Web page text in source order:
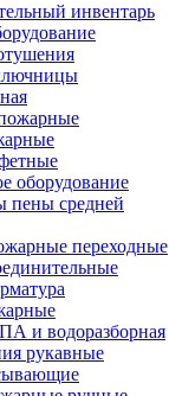
инвентарь
оборудование
пены средней
переходные
и водоразборная
рукавные